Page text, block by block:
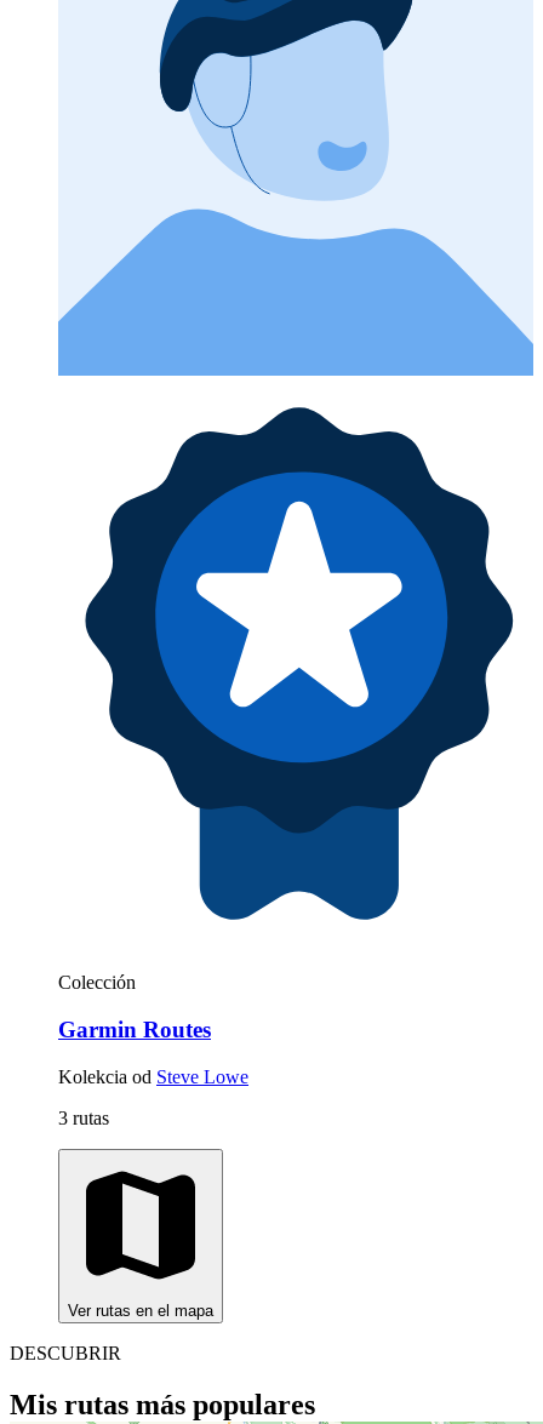
Colección
Garmin Routes
Kolekcia od Steve Lowe
3 rutas
Ver rutas en el mapa
DESCUBRIR
Mis rutas más populares